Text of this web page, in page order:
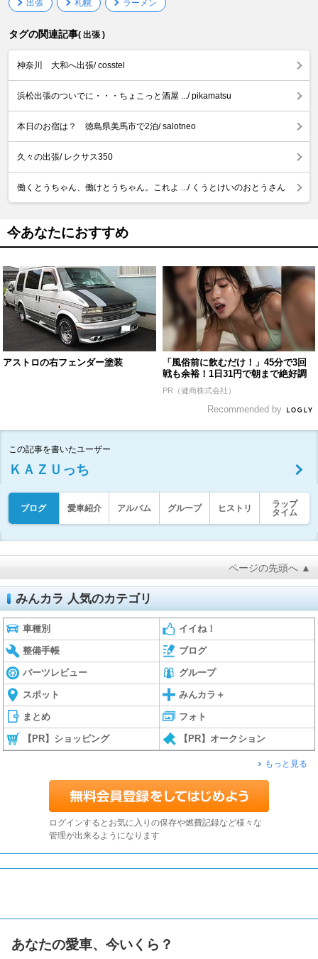
出張 札幌 ラーメン
タグの関連記事( 出張 )
神奈川 大和へ出張/ cosstel
浜松出張のついでに・・・ちょこっと酒屋 .../ pikamatsu
本日のお宿は？ 徳島県美馬市で2泊/ salotneo
久々の出張/ レクサス350
働くとうちゃん、働けとうちゃん。これよ .../ くうとけいのおとうさん
今あなたにおすすめ
アストロの右フェンダー塗装
「風俗前に飲むだけ！」45分で3回
戦も余裕！1日31円で朝まで絶好調
PR（健商株式会社）
Recommended by
この記事を書いたユーザー
ＫＡＺＵっち
ブログ 愛車紹介 アルバム グループ ヒストリ
ラップ
タイム
ページの先頭へ ▲
みんカラ 人気のカテゴリ
車種別 イイね！
整備手帳 ブログ
パーツレビュー グループ
スポット みんカラ＋
まとめ フォト
【PR】ショッピング 【PR】オークション
もっと見る
ログインするとお気に入りの保存や燃費記録など様々な
管理が出来るようになります
あなたの愛車、今いくら？